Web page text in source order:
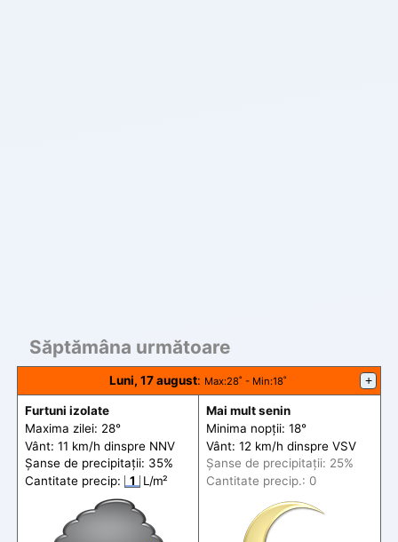
Săptămâna următoare
Luni, 17 august: Max:28˚ - Min:18˚ +
Furtuni izolate
Maxima zilei: 28°
Vânt: 11 km/h dinspre NNV
Șanse de precipitații: 35%
Cantitate precip:
1 L/m²
Mai mult senin
Minima nopții: 18°
Vânt: 12 km/h dinspre VSV
Șanse de precipitații: 25%
Cantitate precip.: 0